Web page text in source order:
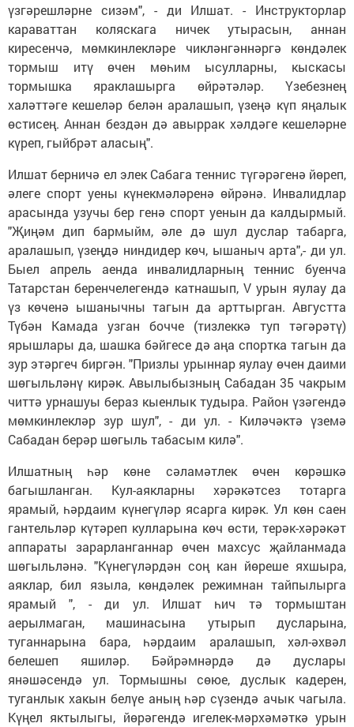
үзгәрешләрне сизәм", - ди Илшат. - Инструкторлар
караваттан коляскага ничек утырасын, аннан
киресенчә, мөмкинлекләре чикләнгәннәргә көндәлек
тормыш итү өчен мөһим ысулларны, кыскасы
тормышка яраклашырга өйрәтәләр. Үзебезнең
халәттәге кешеләр белән аралашып, үзеңә күп яңалык
өстисең. Аннан бездән дә авыррак хәлдәге кешеләрне
күреп, гыйбрәт аласың".
Илшат берничә ел элек Сабага теннис түгәрәгенә йөреп,
әлеге спорт уены күнекмәләренә өйрәнә. Инвалидлар
арасында узучы бер генә спорт уенын да калдырмый.
"Җиңәм дип бармыйм, әле дә шул дуслар табарга,
аралашып, үзеңдә ниндидер көч, ышаныч арта",- ди ул.
Быел апрель аенда инвалидларның теннис буенча
Татарстан беренчелегендә катнашып, V урын яулау да
үз көченә ышанычны тагын да арттырган. Августта
Түбән Камада узган бочче (тизлеккә туп тәгәрәтү)
ярышлары да, шашка бәйгесе дә аңа спортка тагын да
зур этәргеч биргән. "Призлы урыннар яулау өчен даими
шөгыльләнү кирәк. Авылыбызның Сабадан 35 чакрым
читтә урнашуы бераз кыенлык тудыра. Район үзәгендә
мөмкинлекләр зур шул", - ди ул. - Киләчәктә үземә
Сабадан берәр шөгыль табасым килә".
Илшатның һәр көне сәла­мәтлек өчен көрәшкә
багышланган. Кул-аякларны хәрәкәтсез тотарга
ярамый, һәрдаим күнегүләр ясарга кирәк. Ул көн саен
гантельләр күтәреп кулларына көч өсти, терәк-хәрәкәт
аппараты зарарланганнар өчен махсус җайланмада
шөгыльләнә. "Күнегүләрдән соң кан йөреше яхшыра,
аяклар, бил языла, көндәлек режимнан тайпылырга
ярамый ", - ди ул. Илшат һич тә тормыштан
аерылмаган, машинасына утырып дусларына,
туганнарына бара, һәрдаим аралашып, хәл-әхвәл
белешеп яшиләр. Бәйрәмнәрдә дә дуслары
янәшәсендә ул. Тормышны сөюе, дуслык кадерен,
туганлык хакын белүе аның һәр сүзендә ачык чагыла.
Күңел яктылыгы, йөрәгендә игелек-мәрхәмәткә урын